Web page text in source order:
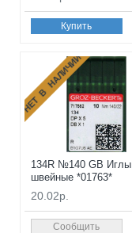
Купить
НЕТ В НАЛИЧИИ
134R №140 GB Иглы
швейные *01763*
20.02р.
Сообщить